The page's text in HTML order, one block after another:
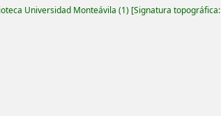
Universidad Monteávila (1) Signatura topográfica: